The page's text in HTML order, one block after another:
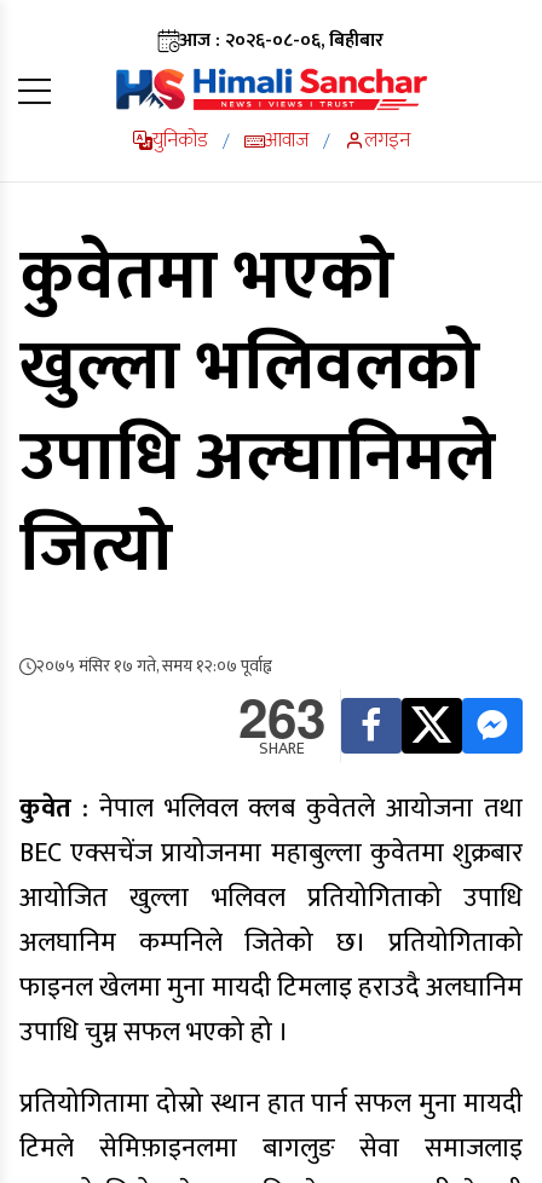
आज : २०२६-०८-०६, बिहीबार
युनिकोड / आवाज / लगइन
कुवेतमा भएको
खुल्ला भलिवलको
उपाधि अल्घानिमले
जित्यो
२०७५ मंसिर १७ गते, समय १२:०७ पूर्वाह्न
263
SHARE
कुवेत : नेपाल भलिवल क्लब कुवेतले आयोजना तथा
BEC एक्सचेंज प्रायोजनमा महाबुल्ला कुवेतमा शुक्रबार
आयोजित खुल्ला भलिवल प्रतियोगिताको उपाधि
अलघानिम कम्पनिले जितेको छ। प्रतियोगिताको
फाइनल खेलमा मुना मायदी टिमलाइ हराउदै अलघानिम
उपाधि चुम्न सफल भएको हो ।
प्रतियोगितामा दोस्रो स्थान हात पार्न सफल मुना मायदी
टिमले सेमिफ़ाइनलमा बागलुङ सेवा समाजलाइ